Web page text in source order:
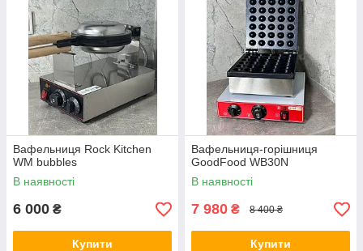
Вафельниця Rock Kitchen
WM bubbles
В наявності
6 000 ₴
Купити
Вафельниця-горішниця
GoodFood WB30N
В наявності
7 980 ₴ 8 400 ₴
Купити